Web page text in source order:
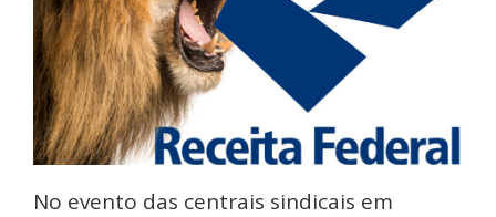
No evento das centrais sindicais em